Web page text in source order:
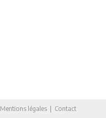
Mentions légales Contact